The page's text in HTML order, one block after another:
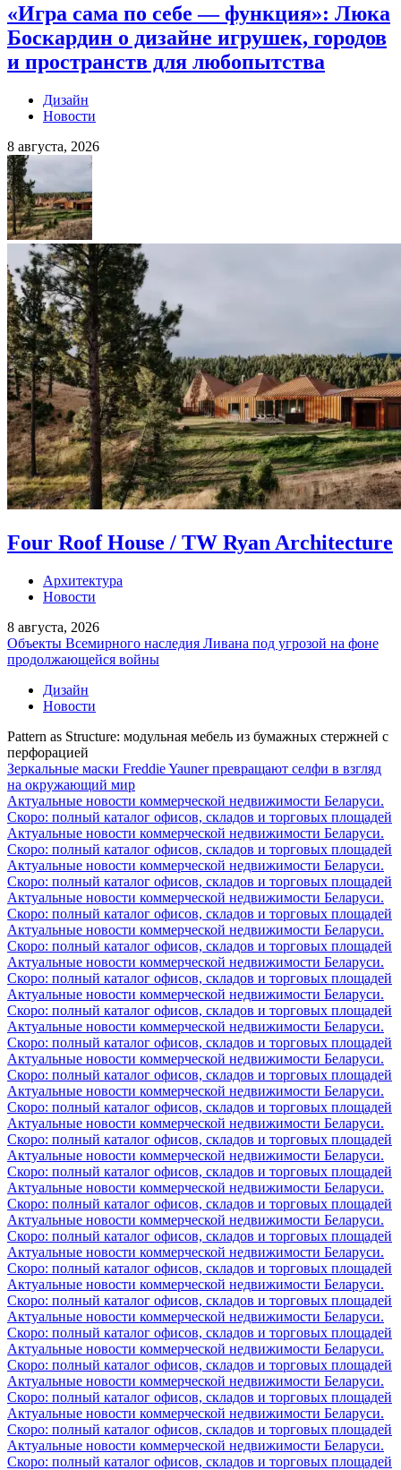
«Игра сама по себе — функция»: Люка
Боскардин о дизайне игрушек, городов
и пространств для любопытства
Дизайн
Новости
8 августа, 2026
Four Roof House / TW Ryan Architecture
Архитектура
Новости
8 августа, 2026
Объекты Всемирного наследия Ливана под угрозой на фоне
продолжающейся войны
Дизайн
Новости
Pattern as Structure: модульная мебель из бумажных стержней с
перфорацией
Зеркальные маски Freddie Yauner превращают селфи в взгляд
на окружающий мир
Актуальные новости коммерческой недвижимости Беларуси.
Скоро: полный каталог офисов, складов и торговых площадей
Актуальные новости коммерческой недвижимости Беларуси.
Скоро: полный каталог офисов, складов и торговых площадей
Актуальные новости коммерческой недвижимости Беларуси.
Скоро: полный каталог офисов, складов и торговых площадей
Актуальные новости коммерческой недвижимости Беларуси.
Скоро: полный каталог офисов, складов и торговых площадей
Актуальные новости коммерческой недвижимости Беларуси.
Скоро: полный каталог офисов, складов и торговых площадей
Актуальные новости коммерческой недвижимости Беларуси.
Скоро: полный каталог офисов, складов и торговых площадей
Актуальные новости коммерческой недвижимости Беларуси.
Скоро: полный каталог офисов, складов и торговых площадей
Актуальные новости коммерческой недвижимости Беларуси.
Скоро: полный каталог офисов, складов и торговых площадей
Актуальные новости коммерческой недвижимости Беларуси.
Скоро: полный каталог офисов, складов и торговых площадей
Актуальные новости коммерческой недвижимости Беларуси.
Скоро: полный каталог офисов, складов и торговых площадей
Актуальные новости коммерческой недвижимости Беларуси.
Скоро: полный каталог офисов, складов и торговых площадей
Актуальные новости коммерческой недвижимости Беларуси.
Скоро: полный каталог офисов, складов и торговых площадей
Актуальные новости коммерческой недвижимости Беларуси.
Скоро: полный каталог офисов, складов и торговых площадей
Актуальные новости коммерческой недвижимости Беларуси.
Скоро: полный каталог офисов, складов и торговых площадей
Актуальные новости коммерческой недвижимости Беларуси.
Скоро: полный каталог офисов, складов и торговых площадей
Актуальные новости коммерческой недвижимости Беларуси.
Скоро: полный каталог офисов, складов и торговых площадей
Актуальные новости коммерческой недвижимости Беларуси.
Скоро: полный каталог офисов, складов и торговых площадей
Актуальные новости коммерческой недвижимости Беларуси.
Скоро: полный каталог офисов, складов и торговых площадей
Актуальные новости коммерческой недвижимости Беларуси.
Скоро: полный каталог офисов, складов и торговых площадей
Актуальные новости коммерческой недвижимости Беларуси.
Скоро: полный каталог офисов, складов и торговых площадей
Актуальные новости коммерческой недвижимости Беларуси.
Скоро: полный каталог офисов, складов и торговых площадей